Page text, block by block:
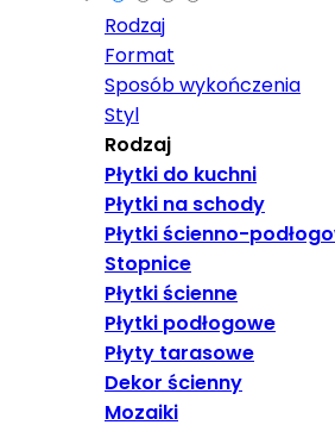
Rodzaj
Format
Sposób wykończenia
Styl
Rodzaj
Płytki do kuchni
Płytki na schody
Płytki ścienno-
Stopnice
Płytki ścienne
Płytki podłogowe
Płyty tarasowe
Dekor ścienny
Mozaiki